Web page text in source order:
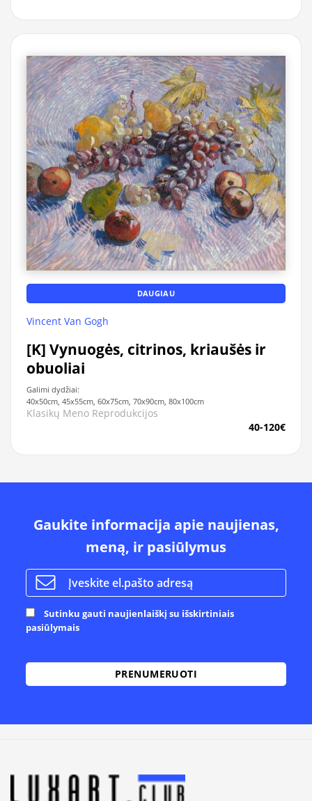
DAUGIAU
Vincent Van Gogh
[K] Vynuogės, citrinos, kriaušės ir
obuoliai
Galimi dydžiai:
40x50cm, 45x55cm, 60x75cm, 70x90cm, 80x100cm
Klasikų Meno Reprodukcijos
40-120€
Gaukite informacija apie naujienas,
meną, ir pasiūlymus
Sutinku gauti naujienlaiškį su išskirtiniais
pasiūlymais